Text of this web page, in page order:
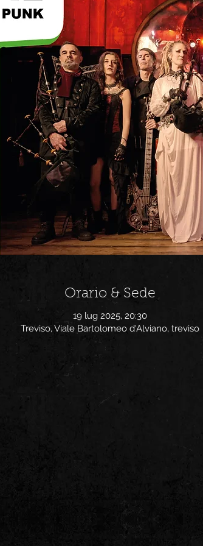
Orario & Sede
19 lug 2025, 20:30
Treviso, Viale Bartolomeo d'Alviano, treviso